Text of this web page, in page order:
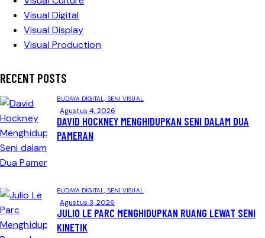
Visual Digital
Visual Display
Visual Production
RECENT POSTS
BUDAYA DIGITAL, SENI VISUAL
Agustus 4, 2026
DAVID HOCKNEY MENGHIDUPKAN SENI DALAM DUA
PAMERAN
BUDAYA DIGITAL, SENI VISUAL
Agustus 3, 2026
JULIO LE PARC MENGHIDUPKAN RUANG LEWAT SENI
KINETIK